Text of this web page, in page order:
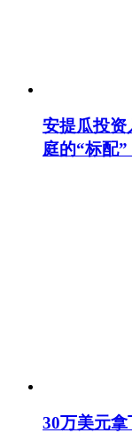
安提瓜投资
庭的“标配”
30万美元